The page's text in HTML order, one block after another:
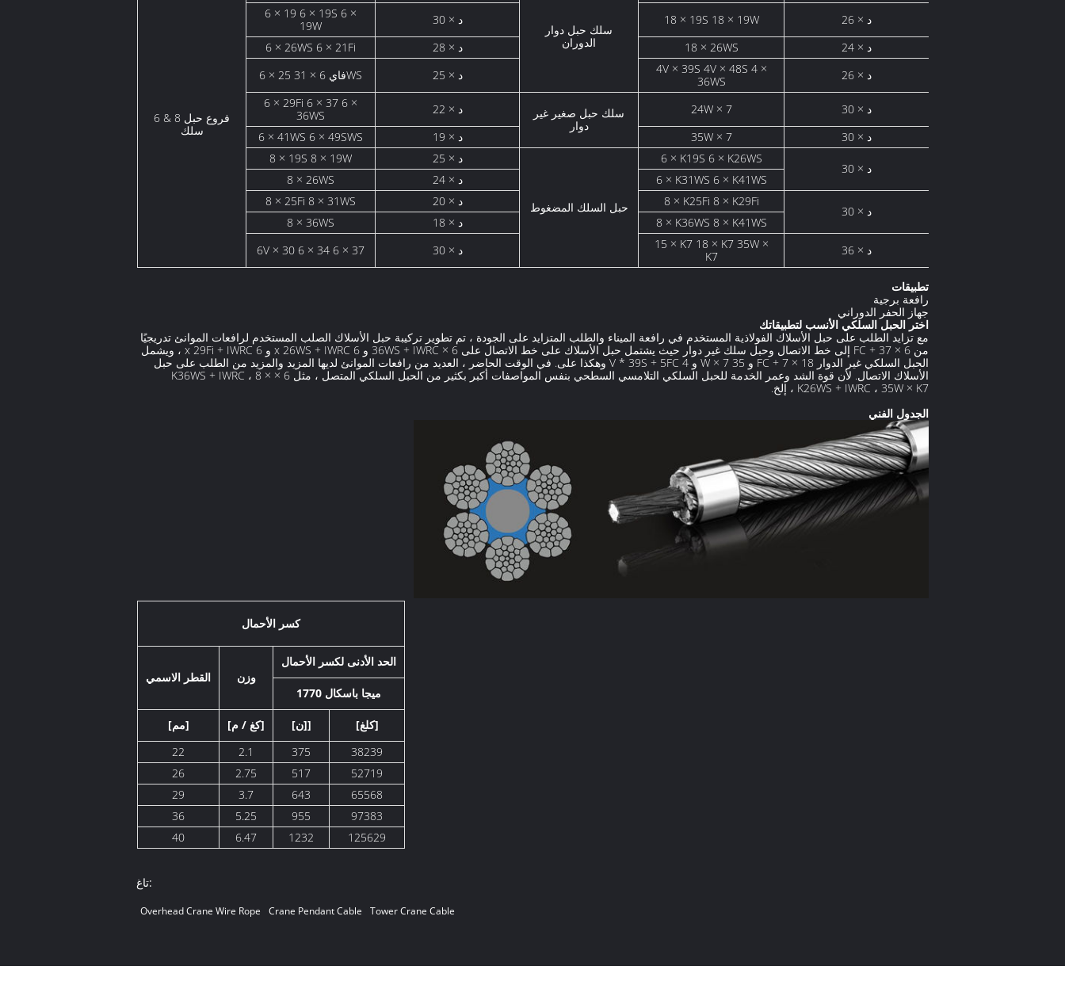
6 & 8 فروع حبل
سلك
سلك حبل دوار
الدوران
6 × 19 6 × 19S 6 ×
19W
30 × د 18 × 19S 18 × 19W
26 × د
6 × 26WS 6 × 21Fi
28 × د 18 × 26WS
24 × د
6 × 25 فاي 6 × 31WS
25 × د
4V × 39S 4V × 48S 4 ×
36WS
26 × د
6 × 29Fi 6 × 37 6 ×
36WS
22 × د
سلك حبل صغير غير
دوار
24W × 7
30 × د
6 × 41WS 6 × 49SWS
19 × د 35W × 7
30 × د
8 × 19S 8 × 19W
25 × د
حبل السلك المضغوط
6 × K19S 6 × K26WS
30 × د
8 × 26WS 24 × د
6 × K31WS 6 × K41WS
8 × 25Fi 8 × 31WS
20 × د 8 × K25Fi 8 × K29Fi
30 × د
8 × 36WS 18 × د
8 × K36WS 8 × K41WS
6V × 30 6 × 34 6 × 37
30 × د
15 × K7 18 × K7 35W ×
K7
36 × د
تطبيقات
رافعة برجية
جهاز الحفر الدوراني
اختر الحبل السلكي الأنسب لتطبيقاتك
مع تزايد الطلب على حبل الأسلاك الفولاذية المستخدم في رافعة الميناء والطلب المتزايد على الجودة ، تم تطوير تركيبة حبل الأسلاك الصلب المستخدم لرافعات الموانئ تدريجيًا
من 6 × 37 + FC إلى خط الاتصال وحبل سلك غير دوار حيث يشتمل حبل الأسلاك على خط الاتصال على 6 × 36WS + IWRC و 6 x 26WS + IWRC و 6 x 29Fi + IWRC ، ويشمل
الحبل السلكي غير الدوار 18 × 7 + FC و 35 W × 7 و 4 V * 39S + 5FC وهكذا على. في الوقت الحاضر ، العديد من رافعات الموانئ لديها المزيد والمزيد من الطلب على حبل
الأسلاك الاتصال. لأن قوة الشد وعمر الخدمة للحبل السلكي التلامسي السطحي بنفس المواصفات أكبر بكثير من الحبل السلكي المتصل ، مثل 6 × K36WS + IWRC ، 8 ×
K26WS + IWRC ، 35W × K7 ، إلخ.
الجدول الفني
كسر الأحمال
القطر الاسمي وزن
الحد الأدنى لكسر الأحمال
1770 ميجا باسكال
[مم] [كغ / م] [ن]]
[كلغ]
22
2.1 375
38239
26
2.75 517
52719
29
3.7 643
65568
36
5.25 955
97383
40
6.47 1232 125629
تاغ:
Overhead Crane Wire Rope Crane Pendant Cable Tower Crane Cable